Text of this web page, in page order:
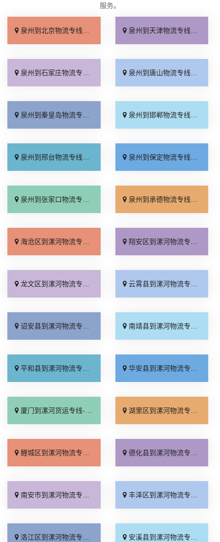
服务。
泉州到北京物流专线_几天到达「按时送达」 泉州到天津物流专线_运价查询「实时跟踪 」
泉州到石家庄物流专线_无需中转「来电咨询」 泉州到唐山物流专线_直达特快专线「市县闪送」
泉州到秦皇岛物流专线_直通专线「高效快运」 泉州到邯郸物流专线_合理收费「零担配货」
泉州到邢台物流专线_天天发车「高速快运」 泉州到保定物流专线_快运有保障「一站直达」
泉州到张家口物流专线_直达特快专线「门到门接送」 泉州到承德物流专线_直达到站「运费多少」
海沧区到漯河物流专线_准时准点「放心物流」 翔安区到漯河物流专线_直达不中转「专线直达」
龙文区到漯河物流专线_不随意加价「托运省心」 云霄县到漯河物流专线_收费介绍「专业可靠」
诏安县到漯河物流专线_要多少钱「服务周到」 南靖县到漯河物流专线_准时到货「送货到门」
平和县到漯河物流专线_保证时效「定点发车」 华安县到漯河物流专线_一站直达「全境到达」
厦门到漯河货运专线-厦门到漯河物流公司_运价查询「每日发车」 湖里区到漯河物流专线_诚信经营「要多少钱」
鲤城区到漯河物流专线_资质齐全「专业调车」 德化县到漯河物流专线_送货上门「直达到站」
南安市到漯河物流专线_诚信为先「多年经验」 丰泽区到漯河物流专线_门到门接送「快速直达」
洛江区到漯河物流专线_整车配货「专业调车」 安溪县到漯河物流专线_价格透明「无需中转」